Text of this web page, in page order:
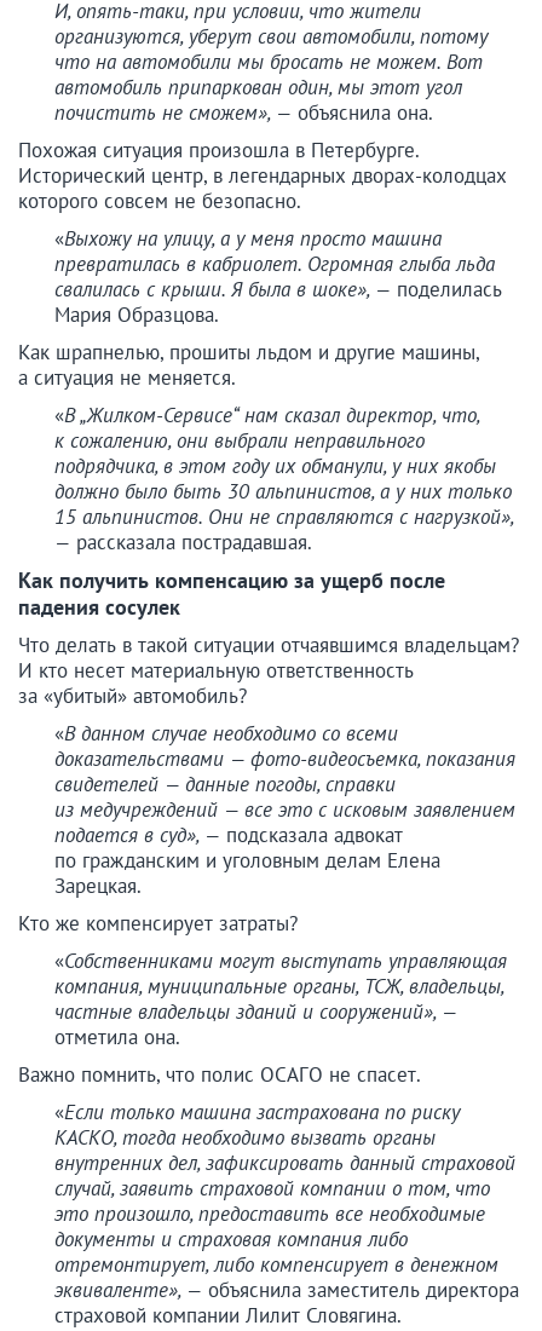
И, опять-таки, при условии, что жители
организуются, уберут свои автомобили, потому
что на автомобили мы бросать не можем. Вот
автомобиль припаркован один, мы этот угол
почистить не сможем», — объяснила она.
Похожая ситуация произошла в Петербурге.
Исторический центр, в легендарных дворах-колодцах
которого совсем не безопасно.
«Выхожу на улицу, а у меня просто машина
превратилась в кабриолет. Огромная глыба льда
свалилась с крыши. Я была в шоке», — поделилась
Мария Образцова.
Как шрапнелью, прошиты льдом и другие машины,
а ситуация не меняется.
«В „Жилком-Сервисе“ нам сказал директор, что,
к сожалению, они выбрали неправильного
подрядчика, в этом году их обманули, у них якобы
должно было быть 30 альпинистов, а у них только
15 альпинистов. Они не справляются с нагрузкой»,
— рассказала пострадавшая.
Как получить компенсацию за ущерб после
падения сосулек
Что делать в такой ситуации отчаявшимся владельцам?
И кто несет материальную ответственность
за «убитый» автомобиль?
«В данном случае необходимо со всеми
доказательствами — фото-видеосъемка, показания
свидетелей — данные погоды, справки
из медучреждений — все это с исковым заявлением
подается в суд», — подсказала адвокат
по гражданским и уголовным делам Елена
Зарецкая.
Кто же компенсирует затраты?
«Собственниками могут выступать управляющая
компания, муниципальные органы, ТСЖ, владельцы,
частные владельцы зданий и сооружений», —
отметила она.
Важно помнить, что полис ОСАГО не спасет.
«Если только машина застрахована по риску
КАСКО, тогда необходимо вызвать органы
внутренних дел, зафиксировать данный страховой
случай, заявить страховой компании о том, что
это произошло, предоставить все необходимые
документы и страховая компания либо
отремонтирует, либо компенсирует в денежном
эквиваленте», — объяснила заместитель директора
страховой компании Лилит Словягина.